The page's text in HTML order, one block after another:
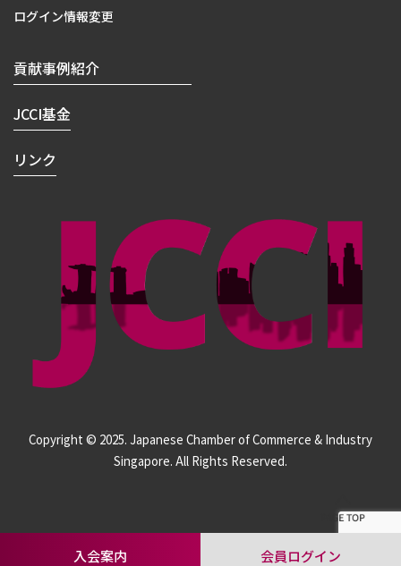
ログイン情報変更
貢献事例紹介
JCCI基金
リンク
Copyright © 2025. Japanese Chamber of Commerce & Industry
Singapore. All Rights Reserved.
入会案内 会員ログイン